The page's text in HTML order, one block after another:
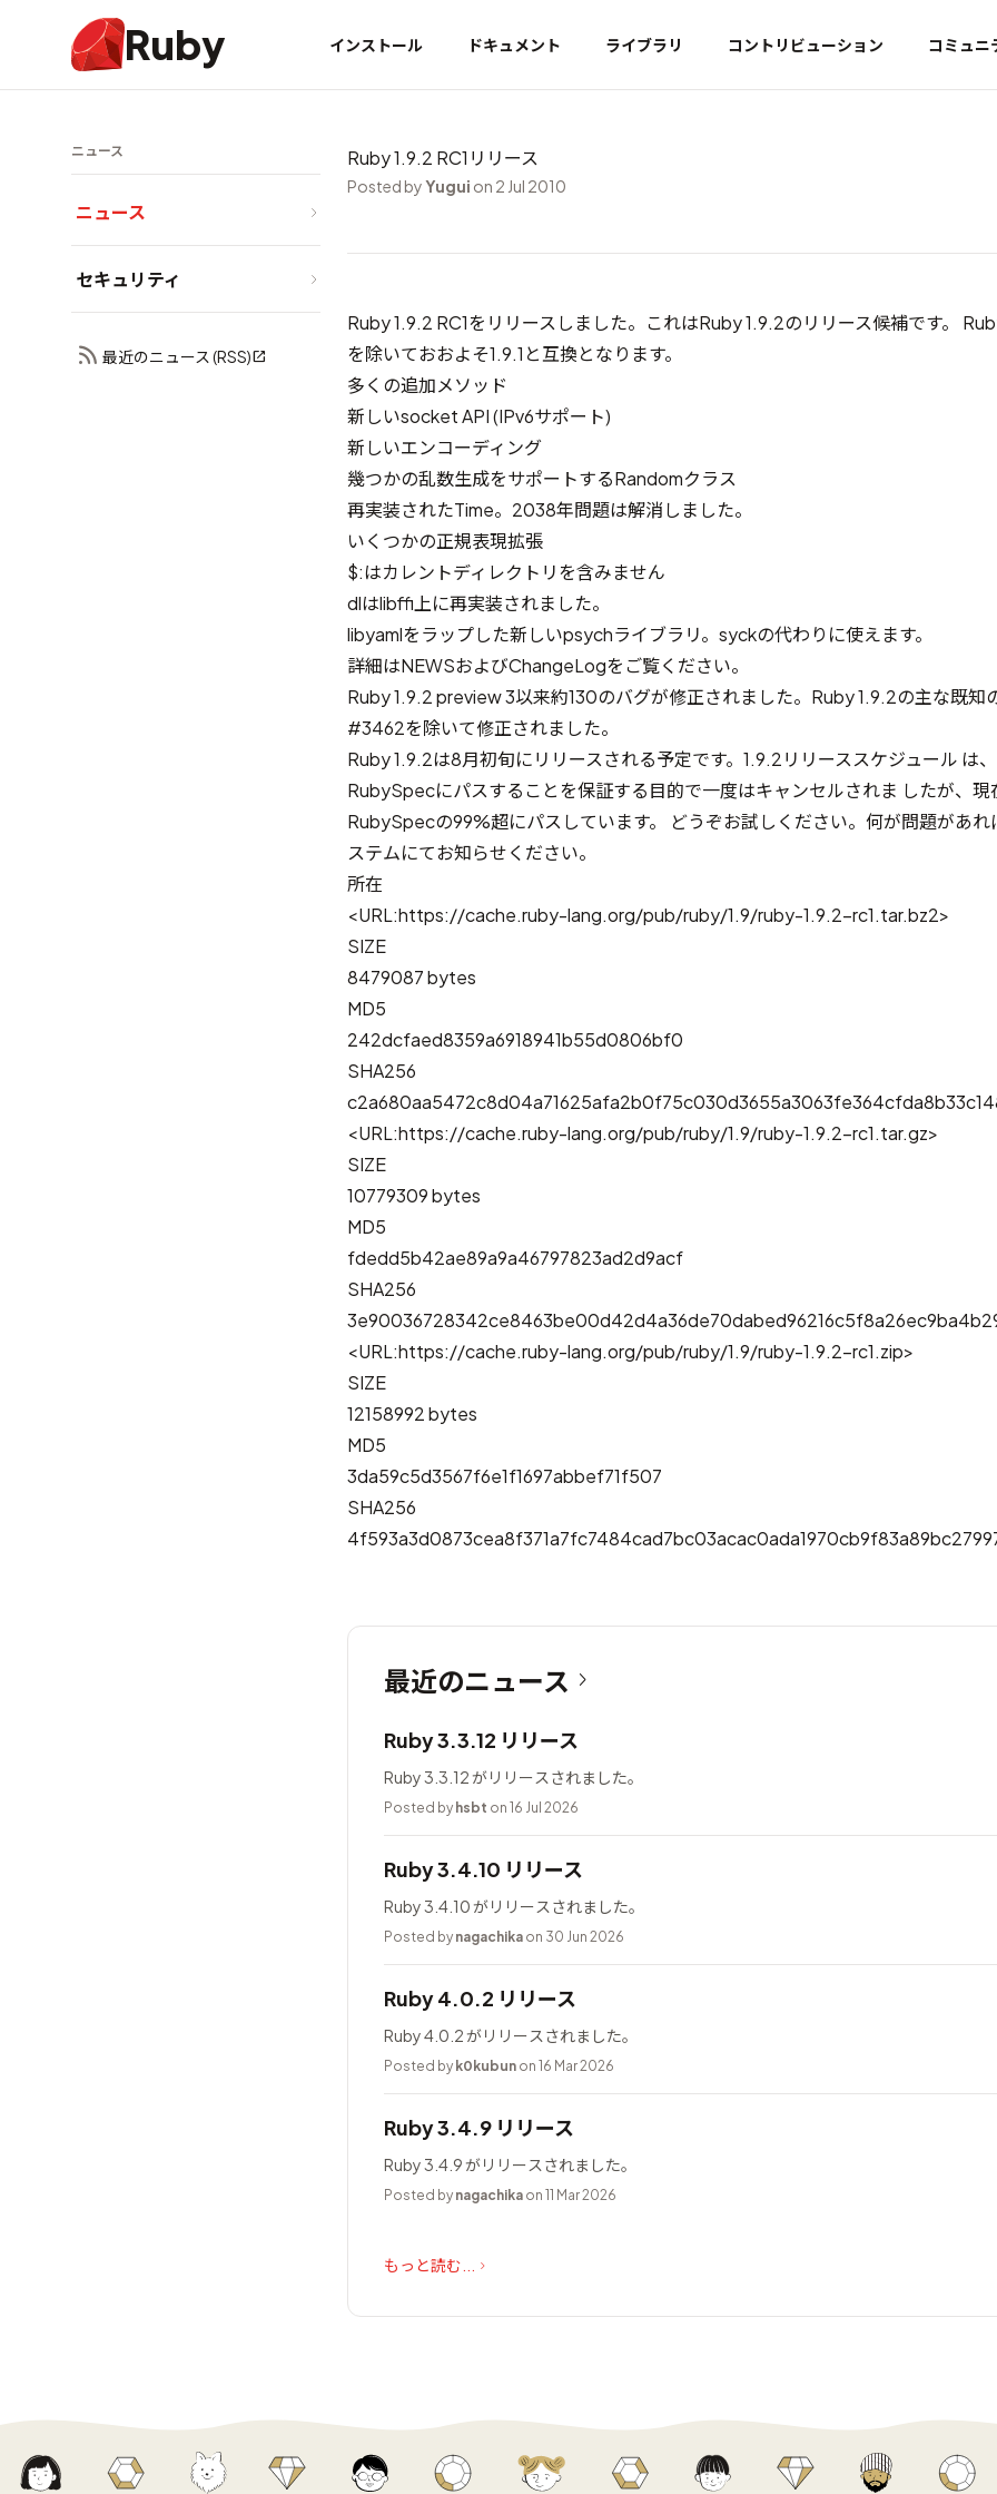
Ruby インストール ドキュメント ライブラリ コントリビューション コミュニ
ニュース
ニュース
セキュリティ
最近のニュース (RSS)
Ruby 1.9.2 RC1リリース
Posted byYugui on 2 Jul 2010
Ruby 1.9.2 RC1をリリースしました。これはRuby 1.9.2のリリース候補です。
を除いておおよそ1.9.1と互換となります。
多くの追加メソッド
新しいsocket API (IPv6サポート)
新しいエンコーディング
幾つかの乱数生成をサポートするRandomクラス
再実装されたTime。2038年問題は解消しました。
いくつかの正規表現拡張
$:はカレントディレクトリを含みません
dlはlibffi上に再実装されました。
libyamlをラップした新しいpsychライブラリ。syckの代わりに使えます。
詳細はNEWSおよびChangeLogをご覧ください。
Ruby 1.9.2 preview 3以来約130のバグが修正されました。Ruby 1.9.2の主な既知
#3462を除いて修正されました。
Ruby 1.9.2は8月初旬にリリースされる予定です。1.9.2リリーススケジュール は
RubySpecにパスすることを保証する目的で一度はキャンセルされま したが、現
RubySpecの99%超にパスしています。 どうぞお試しください。何が問題があれ
ステムにてお知らせください。
所在
<URL:https://cache.ruby-lang.org/pub/ruby/1.9/ruby-1.9.2-rc1.tar.bz2>
SIZE
8479087 bytes
MD5
242dcfaed8359a6918941b55d0806bf0
SHA256
<URL:https://cache.ruby-lang.org/pub/ruby/1.9/ruby-1.9.2-rc1.tar.gz>
SIZE
10779309 bytes
MD5
fdedd5b42ae89a9a46797823ad2d9acf
SHA256
<URL:https://cache.ruby-lang.org/pub/ruby/1.9/ruby-1.9.2-rc1.zip>
SIZE
12158992 bytes
MD5
3da59c5d3567f6e1f1697abbef71f507
SHA256
最近のニュース
Ruby 3.3.12 リリース
Ruby 3.3.12 がリリースされました。
Posted by hsbt on 16 Jul 2026
Ruby 3.4.10 リリース
Ruby 3.4.10 がリリースされました。
Posted by nagachika on 30 Jun 2026
Ruby 4.0.2 リリース
Ruby 4.0.2 がリリースされました。
Posted by k0kubun on 16 Mar 2026
Ruby 3.4.9 リリース
Ruby 3.4.9 がリリースされました。
Posted by nagachika on 11 Mar 2026
もっと読む...